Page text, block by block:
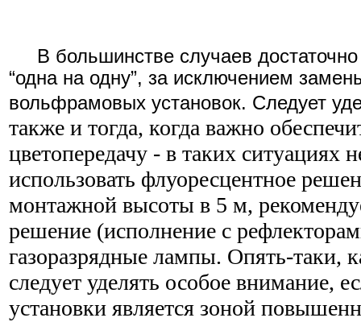
В большинстве случаев достаточно
“одна на одну”, за исключением
вольфрамовых установок. Следует
также и тогда, когда важно
цветопередачу - в таких ситуациях
использовать флуоресцентное
монтажной высоты в 5 м,
решение (исполнение с
газоразрядные лампы. Опять-таки,
следует уделять особое внимание,
установки является зоной